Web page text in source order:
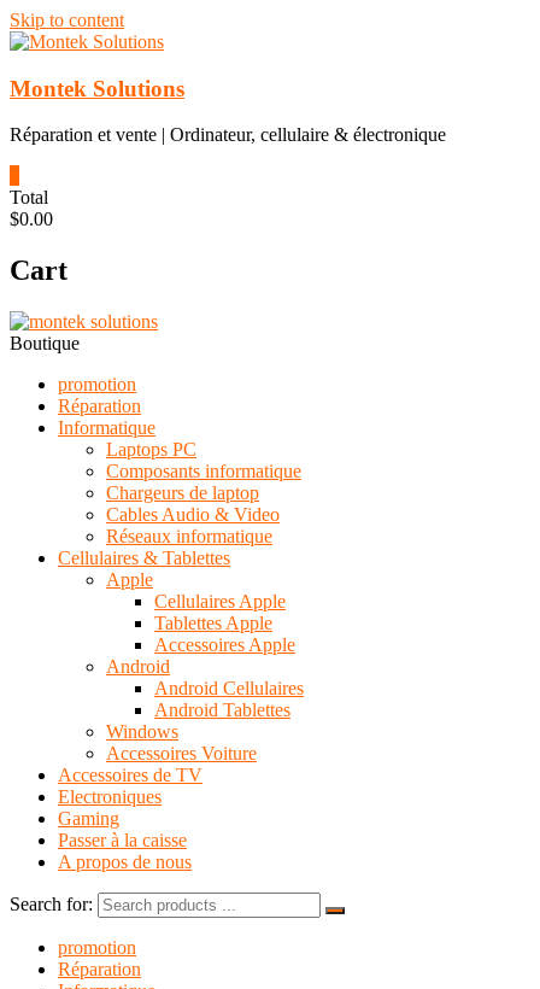
Skip to content
Montek Solutions
Réparation et vente | Ordinateur, cellulaire & électronique
Total
$0.00
Cart
Boutique
promotion
Réparation
Informatique
Laptops PC
Composants informatique
Chargeurs de laptop
Cables Audio & Video
Réseaux informatique
Cellulaires & Tablettes
Apple
Cellulaires Apple
Tablettes Apple
Accessoires Apple
Android
Android Cellulaires
Android Tablettes
Windows
Accessoires Voiture
Accessoires de TV
Electroniques
Gaming
Passer à la caisse
A propos de nous
Search for:
promotion
Réparation